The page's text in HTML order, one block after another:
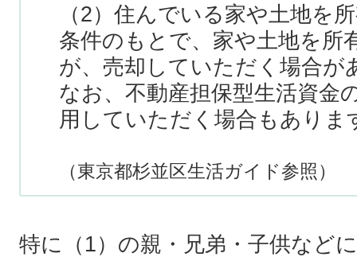
（2）住んでいる家や土地を
条件のもとで、家や土地を所
が、売却していただく場合が
なお、不動産担保型生活資金
用していただく場合もありま
（東京都杉並区生活ガイド参照）
特に（1）の親・兄弟・子供など